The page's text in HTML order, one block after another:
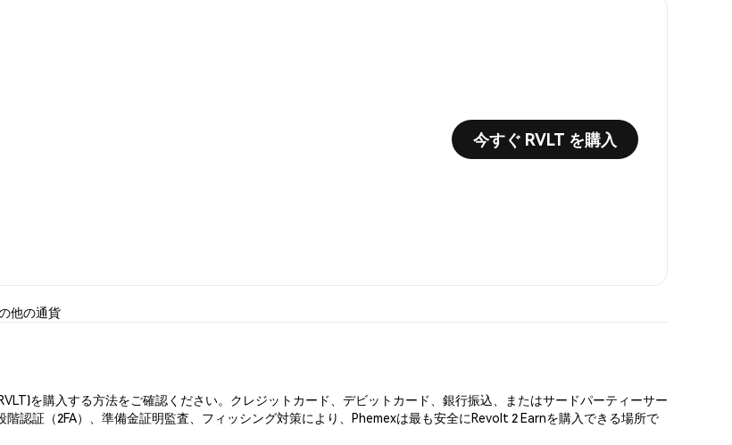
今すぐ RVLT を購入
他の通貨
を購入する方法をご確認ください。クレジットカード、デビットカード、銀行振込、またはサードパーティーサー
認証（2FA）、準備金証明監査、フィッシング対策により、Phemexは最も安全にRevolt 2 Earnを購入できる場所で